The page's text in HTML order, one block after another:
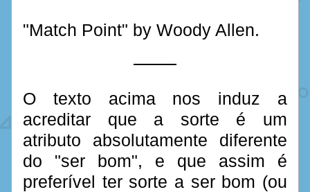
"Match Point" by Woody Allen.
O texto acima nos induz a
acreditar que a sorte é um
atributo absolutamente diferente
do "ser bom", e que assim é
preferível ter sorte a ser bom (ou